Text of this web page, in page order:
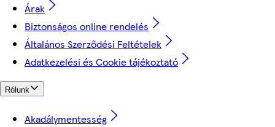
Árak
Biztonságos online rendelés
Általános Szerződési Feltételek
Adatkezelési és Cookie tájékoztató
Rólunk
Akadálymentesség